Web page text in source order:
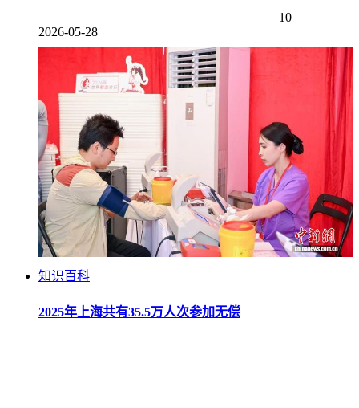
10
2026-05-28
知识百科
2025年上海共有35.5万人次参加无偿